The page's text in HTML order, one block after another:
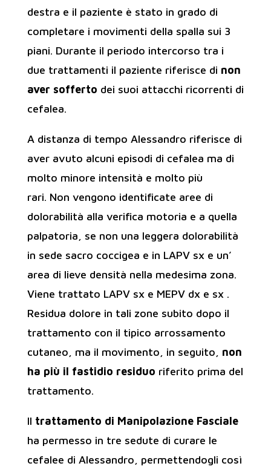
destra e il paziente è stato in grado di
completare i movimenti della spalla sui 3
piani. Durante il periodo intercorso tra i
due trattamenti il paziente riferisce di non
aver sofferto dei suoi attacchi ricorrenti di
cefalea.
A distanza di tempo Alessandro riferisce di
aver avuto alcuni episodi di cefalea ma di
molto minore intensità e molto più
rari. Non vengono identificate aree di
dolorabilità alla verifica motoria e a quella
palpatoria, se non una leggera dolorabilità
in sede sacro coccigea e in LAPV sx e un’
area di lieve densità nella medesima zona.
Viene trattato LAPV sx e MEPV dx e sx .
Residua dolore in tali zone subito dopo il
trattamento con il tipico arrossamento
cutaneo, ma il movimento, in seguito, non
ha più il fastidio residuo riferito prima del
trattamento.
Il trattamento di Manipolazione Fasciale
ha permesso in tre sedute di curare le
cefalee di Alessandro, permettendogli così